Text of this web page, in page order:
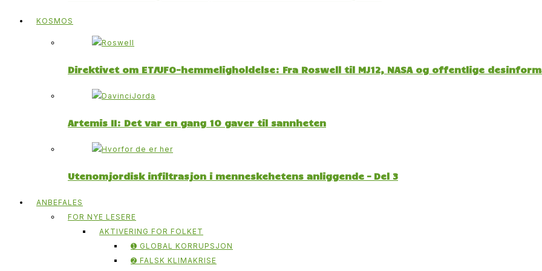
KOSMOS
Direktivet om ET/UFO-hemmeligholdelse: Fra Roswell til MJ12, NASA og offentlige
Artemis II: Det var en gang 10 gaver til sannheten
Utenomjordisk infiltrasjon i menneskehetens anliggende – Del 3
ANBEFALES
FOR NYE LESERE
AKTIVERING FOR FOLKET
➊ GLOBAL KORRUPSJON
➋ FALSK KLIMAKRISE